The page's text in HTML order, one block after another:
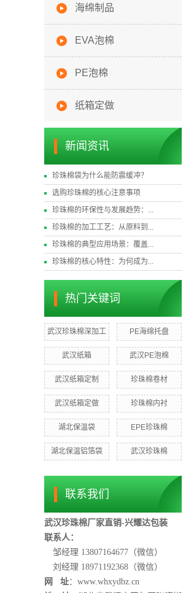
海绵制品
EVA泡棉
PE泡棉
纸箱定做
新闻资讯
珍珠棉袋为什么能防震缓冲？
选购珍珠棉的核心注意事项
珍珠棉的环保性与发展趋势：...
珍珠棉的加工工艺：从原料到...
珍珠棉的典型应用场景：覆盖...
珍珠棉的核心特性：为何成为...
热门关键词
武汉珍珠棉深加工 PE海绵托盘
武汉纸箱 武汉PE泡棉
武汉纸箱定制 珍珠棉卷材
武汉纸箱定做 珍珠棉内衬
湖北保温袋 EPE珍珠棉
湖北保温铝箔袋 武汉珍珠棉
联系我们
武汉珍珠棉厂家直销-兴耀达包装
联系人：
邹经理 13807164677（微信）
刘经理 18971192368 （微信）
网 址：www.whxydbz.cn